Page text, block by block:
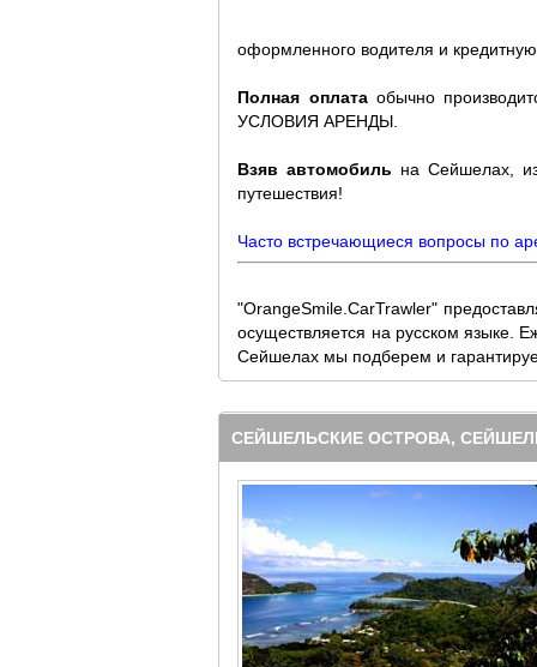
оформленного водителя и кредитную
Полная оплатаобычно
УСЛОВИЯ АРЕНДЫ.
Взяв автомобиль на Сейшелах,
путешествия!
Часто встречающиеся вопросы по
"OrangeSmile.CarTrawler"
осуществляется на русском языке.
Сейшелах мы подберем и
СЕЙШЕЛЬСКИЕ ОСТРОВА,